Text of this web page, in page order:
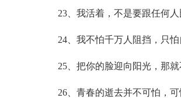
23、我活着，不是要跟任何人
24、我不怕千万人阻挡，只怕
25、把你的脸迎向阳光，那
26、青春的逝去并不可怕，